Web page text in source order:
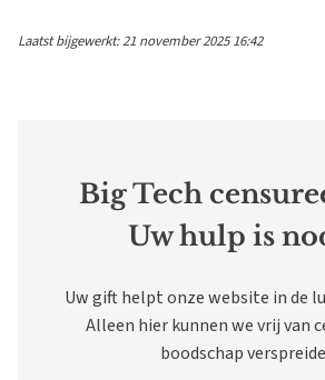
Laatst bijgewerkt: 21 november 2025 16:42
Big Tech
Uw hulp is
Uw gift helpt onze website in de
Alleen hier kunnen we vrij van
boodschap